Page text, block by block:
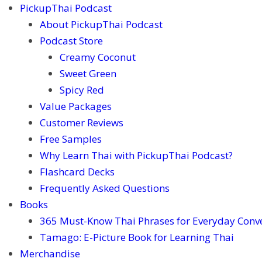
PickupThai Podcast
About PickupThai Podcast
Podcast Store
Creamy Coconut
Sweet Green
Spicy Red
Value Packages
Customer Reviews
Free Samples
Why Learn Thai with PickupThai Podcast?
Flashcard Decks
Frequently Asked Questions
Books
365 Must-Know Thai Phrases for Everyday
Tamago: E-Picture Book for Learning Thai
Merchandise